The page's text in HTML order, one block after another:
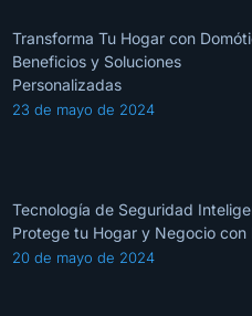
Transforma Tu Hogar con
Beneficios y Soluciones
Personalizadas
23 de mayo de 2024
Tecnología de Seguridad
Protege tu Hogar y Negocio con
20 de mayo de 2024